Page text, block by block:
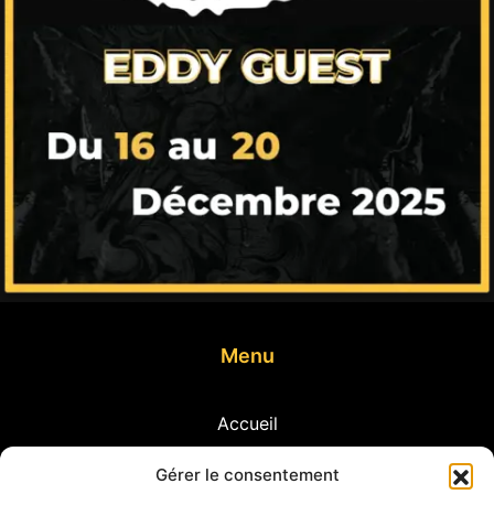
Gérer le consentement
Menu
Accueil
Prestations